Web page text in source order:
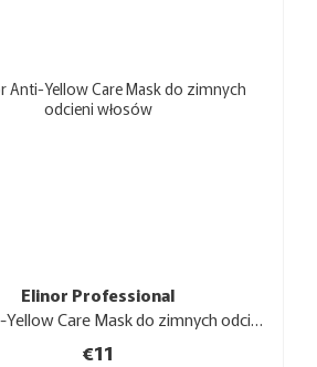
które nie tylko
współpracuje z
Szczególną
mikroproteiny soi i
Elinor Professional
Elinor Anti-Yellow Care Mask do zimnych odcieni włosów 500 ml
€11